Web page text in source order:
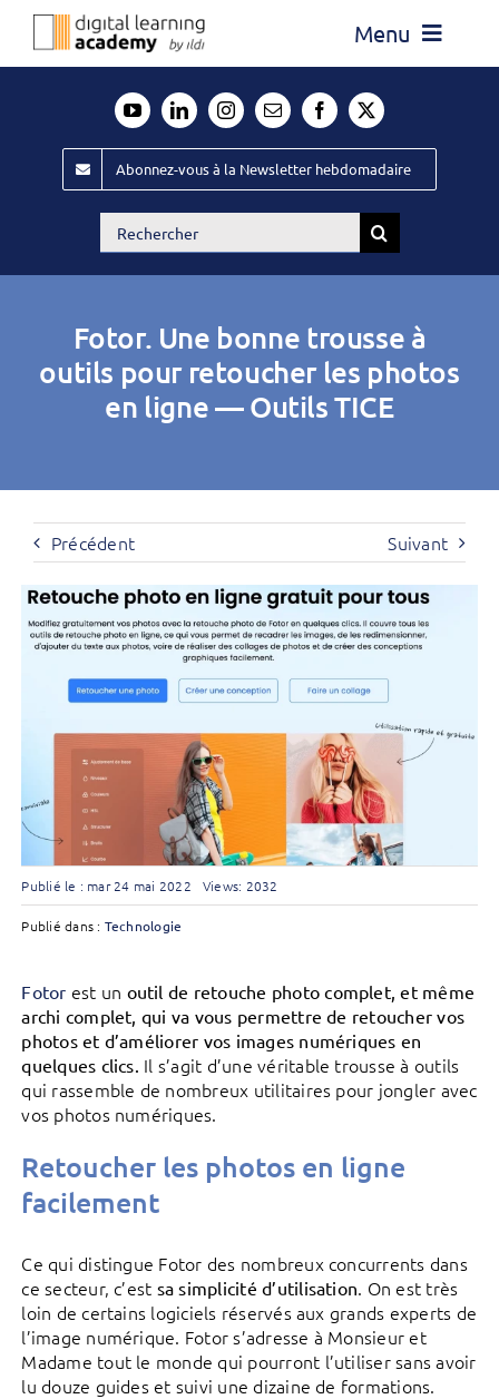
Passer
Menu
Évènements ILDI
Offres d’emploi
Publiez
Abonnez-vous à la Newsletter hebdomadaire
Rechercher:
Fotor. Une bonne trousse à
outils pour retoucher les photos
en ligne — Outils TICE
Précédent Suivant
Publié le : mar 24 mai 2022 Views: 2032
Publié dans : Technologie
Fotor est un outil de retouche photo complet, et même
archi complet, qui va vous permettre de retoucher vos
photos et d’améliorer vos images numériques en
quelques clics. Il s’agit d’une véritable trousse à outils
qui rassemble de nombreux utilitaires pour jongler avec
vos photos numériques.
Retoucher les photos en ligne
facilement
Ce qui distingue Fotor des nombreux concurrents dans
ce secteur, c’est sa simplicité d’utilisation. On est très
loin de certains logiciels réservés aux grands experts de
l’image numérique. Fotor s’adresse à Monsieur et
Madame tout le monde qui pourront l’utiliser sans avoir
lu douze guides et suivi une dizaine de formations.